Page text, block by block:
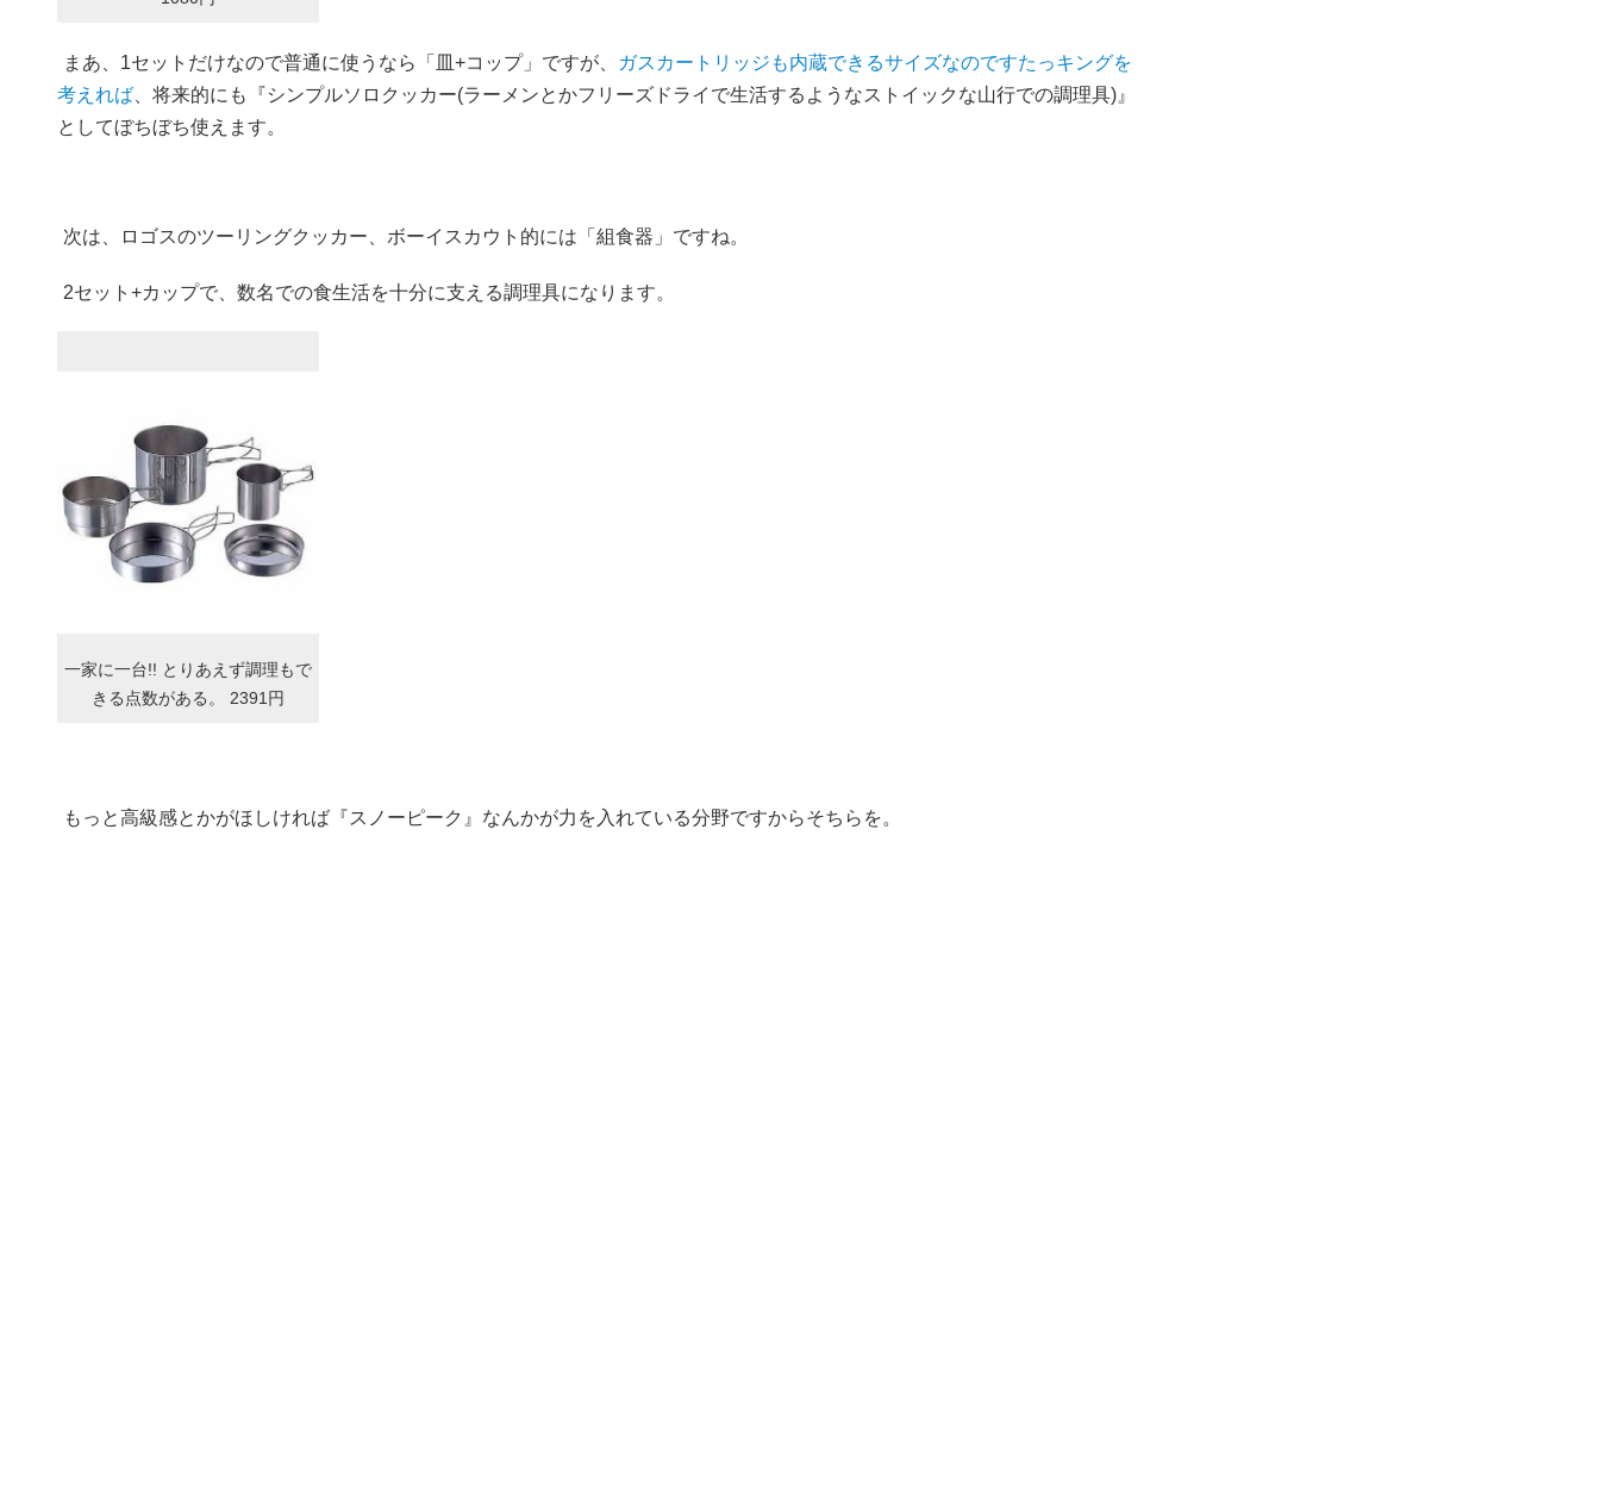
まあ、1セットだけなので普通に使うなら「皿+コップ」ですが、
ガスカートリッジも内蔵できるサイズなのですたっキングを
考えれば 、将来的にも『シンプルソロクッカー(ラーメンとかフリーズドライで生活するようなストイックな山行での調理具)』
としてぼちぼち使えます。
次は、ロゴスのツーリングクッカー、ボーイスカウト的には「組食器」ですね。
2セット+カップで、数名での食生活を十分に支える調理具になります。
一家に一台!! とりあえず調理もで
きる点数がある。 2391円
もっと高級感とかがほしければ『スノーピーク』なんかが力を入れている分野ですからそちらを。